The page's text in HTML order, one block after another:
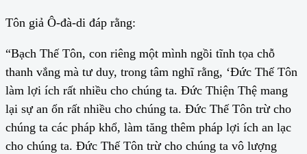
Tôn giả Ô-đà-di đáp rằng:
“Bạch Thế Tôn, con riêng một mình ngồi tĩnh tọa chỗ
thanh vắng mà tư duy, trong tâm nghĩ rằng, ‘Đức Thế Tôn
làm lợi ích rất nhiều cho chúng ta. Đức Thiện Thệ mang
lại sự an ổn rất nhiều cho chúng ta. Đức Thế Tôn trừ cho
chúng ta các pháp khổ, làm tăng thêm pháp lợi ích an lạc
cho chúng ta. Đức Thế Tôn trừ cho chúng ta vô lượng